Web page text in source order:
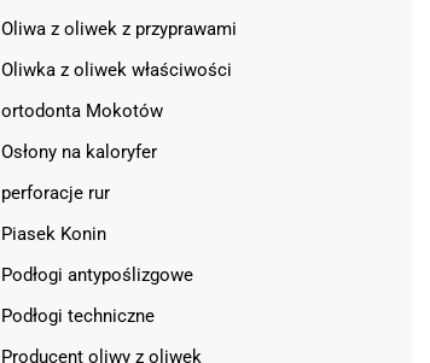
Oliwa z oliwek z przyprawami
Oliwka z oliwek właściwości
ortodonta Mokotów
Osłony na kaloryfer
perforacje rur
Piasek Konin
Podłogi antypoślizgowe
Podłogi techniczne
Producent oliwy z oliwek